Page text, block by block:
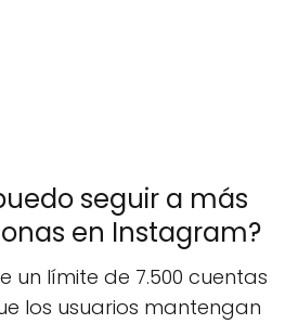
seguir a más
en Instagram?
un límite de 7.500 cuentas
los usuarios mantengan